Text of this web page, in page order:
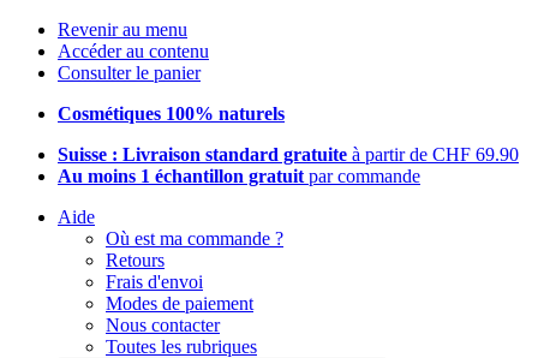
Revenir au menu
Accéder au contenu
Consulter le panier
Cosmétiques 100% naturels
Suisse : Livraison standard gratuite à partir de CHF 69.90
Au moins 1 échantillon gratuit par commande
Aide
Où est ma commande ?
Retours
Frais d'envoi
Modes de paiement
Nous contacter
Toutes les rubriques